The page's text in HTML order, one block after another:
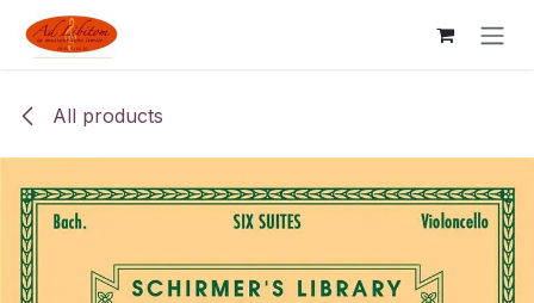
Skip to Content
All products